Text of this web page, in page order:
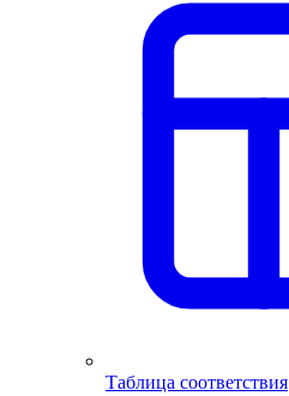
Таблица соответствия